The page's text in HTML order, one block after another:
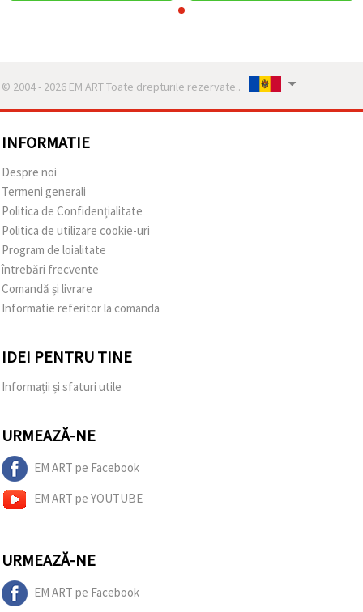
© 2004 - 2026 EM ART Toate drepturile rezervate..
INFORMATIE
Despre noi
Termeni generali
Politica de Confidențialitate
Politica de utilizare cookie-uri
Program de loialitate
întrebări frecvente
Comandă și livrare
Informatie referitor la comanda
IDEI PENTRU TINE
Informații și sfaturi utile
URMEAZĂ-NE
EM ART pe Facebook
EM ART pe YOUTUBE
URMEAZĂ-NE
EM ART pe Facebook